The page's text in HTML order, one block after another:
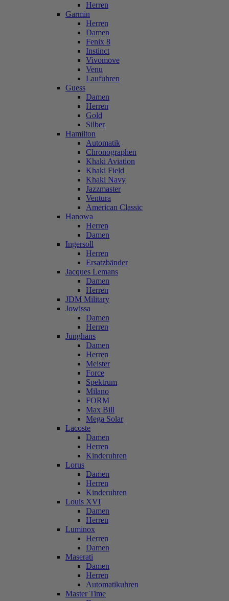
Herren
Garmin
Herren
Damen
Fenix 8
Instinct
Vivomove
Venu
Laufuhren
Guess
Damen
Herren
Gold
Silber
Hamilton
Automatik
Chronographen
Khaki Aviation
Khaki Field
Khaki Navy
Jazzmaster
Ventura
American Classic
Hanowa
Herren
Damen
Ingersoll
Herren
Ersatzbänder
Jacques Lemans
Damen
Herren
JDM Military
Jowissa
Damen
Herren
Junghans
Damen
Herren
Meister
Force
Spektrum
Milano
FORM
Max Bill
Mega Solar
Lacoste
Damen
Herren
Kinderuhren
Lorus
Damen
Herren
Kinderuhren
Louis XVI
Damen
Herren
Luminox
Herren
Damen
Maserati
Damen
Herren
Automatikuhren
Master Time